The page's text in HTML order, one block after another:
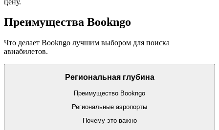
Преимущества Bookngo
Что делает Bookngo лучшим выбором для поиска
авиабилетов.
Региональная глубина
Преимущество Bookngo
Региональные аэропорты
Почему это важно